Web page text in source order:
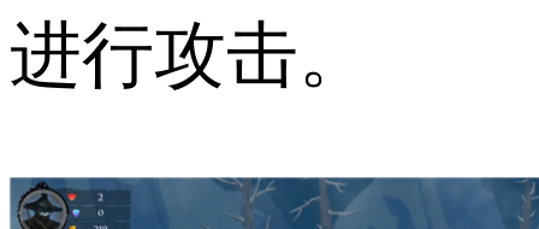
进行攻击。